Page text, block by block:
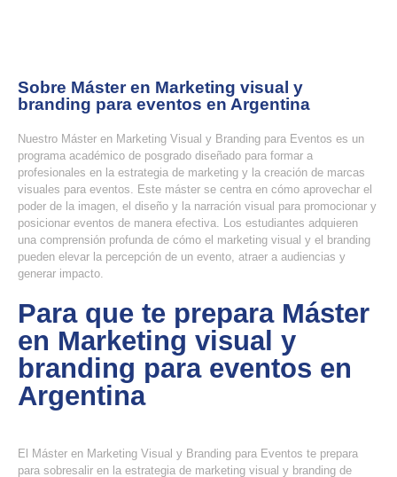
Sobre Máster en Marketing visual y
branding para eventos en Argentina
Nuestro Máster en Marketing Visual y Branding para Eventos es un
programa académico de posgrado diseñado para formar a
profesionales en la estrategia de marketing y la creación de marcas
visuales para eventos. Este máster se centra en cómo aprovechar el
poder de la imagen, el diseño y la narración visual para promocionar y
posicionar eventos de manera efectiva. Los estudiantes adquieren
una comprensión profunda de cómo el marketing visual y el branding
pueden elevar la percepción de un evento, atraer a audiencias y
generar impacto.
Para que te prepara Máster
en Marketing visual y
branding para eventos en
Argentina
El Máster en Marketing Visual y Branding para Eventos te prepara
para sobresalir en la estrategia de marketing visual y branding de